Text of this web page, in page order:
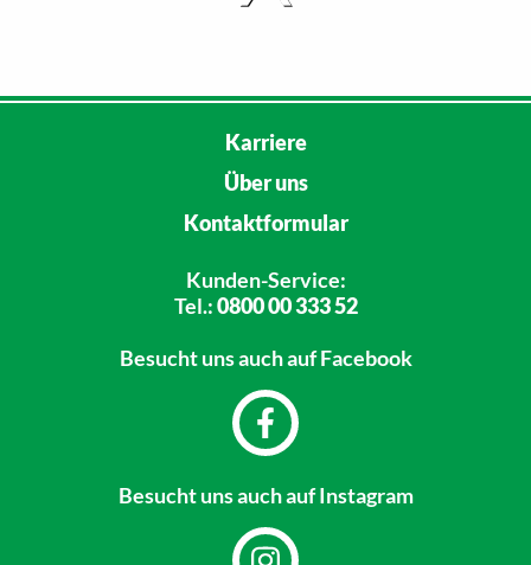
Karriere
Über uns
Kontaktformular
Kunden-Service:
Tel.:0800 00 333 52
Besucht unsauch auf Facebook
Besucht unsauch auf Instagram